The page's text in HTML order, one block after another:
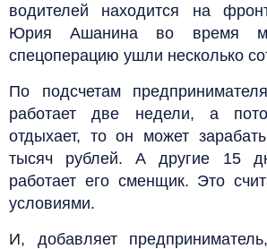
водителей находится на
Юрия Ашанина во время
спецоперацию ушли несколько
По подсчетам
работает две недели, а
отдыхает, то он может
тысяч рублей. А другие 15
работает его сменщик. Это
условиями.
И, добавляет